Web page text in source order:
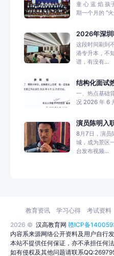
童 心 蓝 焰 孩
期一个月的 “
2026年深圳
这段时间刷到
港专升本，不
谱，有没有...
结构化面试
一、热点基础
况 2026 年 6
演员陈明入
8月7日，演员
城，成为景区
台发布视频...
2026 © 汉高教育网 赣ICP备
内容系来源网络公开资料及用户自行
本站不提供任何保证，亦不承担任何法
如有侵权及其他问题请联系
教育资讯 学习心得 考试资料